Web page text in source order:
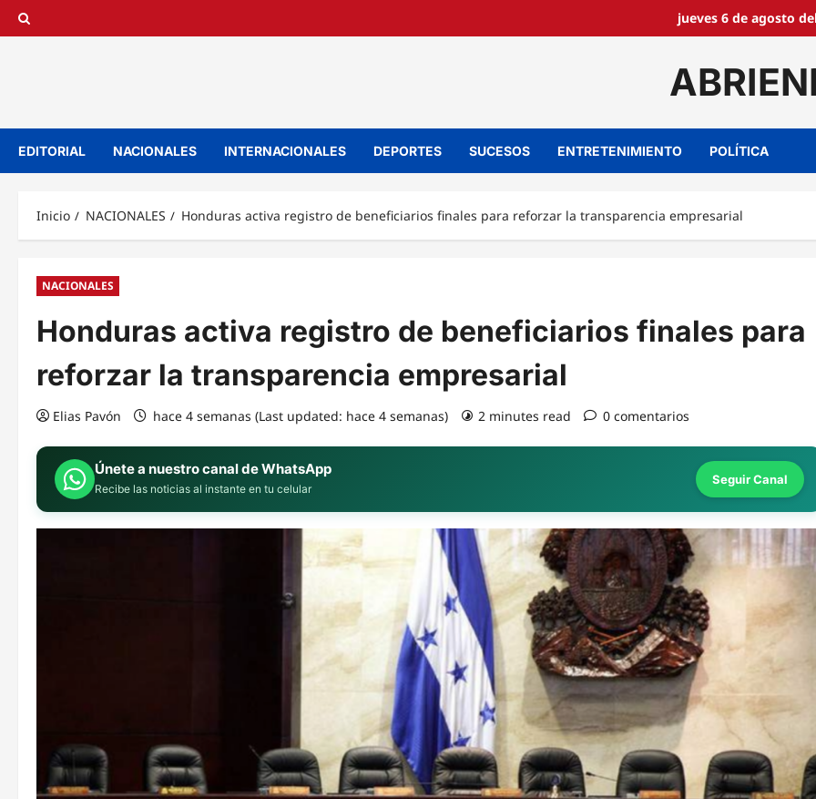
Saltar
jueves 6 de agosto
EDITORIAL NACIONALES INTERNACIONALES DEPORTES SUCESOS ENTRETENIMIENTO POLÍTICA
Inicio NACIONALES Honduras activa registro de beneficiarios finales para reforzar la transparencia empresarial
NACIONALES
Honduras activa registro de beneficiarios finales para
reforzar la transparencia empresarial
Elias Pavón hace 4 semanas (Last updated: hace 4 semanas) 2 minutes read 0 comentarios
Únete a nuestro canal de WhatsApp
Recibe las noticias al instante en tu celular
Seguir Canal